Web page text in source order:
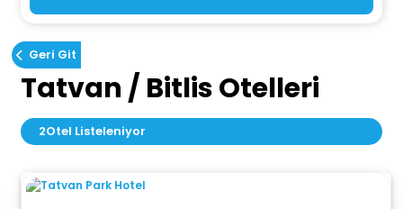
Geri Git
Tatvan / Bitlis Otelleri
2Otel Listeleniyor